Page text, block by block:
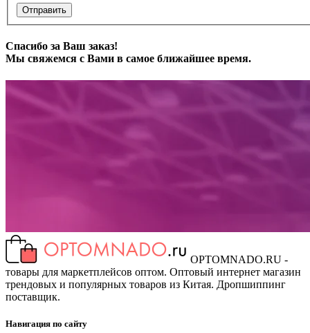
Отправить
Спасибо за Ваш заказ!
Мы свяжемся с Вами в самое ближайшее время.
OPTOMNADO.RU -
товары для маркетплейсов оптом. Оптовый интернет магазин
трендовых и популярных товаров из Китая. Дропшиппинг
поставщик.
Навигация по сайту